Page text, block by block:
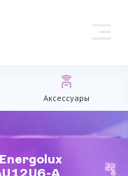
Аксессуары